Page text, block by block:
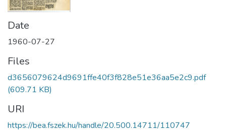
Date
1960-07-27
Files
d3656079624d9691ffe40f3f828e51e36aa5e2c9.pdf
(609.71 KB)
URI
https://bea.fszek.hu/handle/20.500.14711/110747